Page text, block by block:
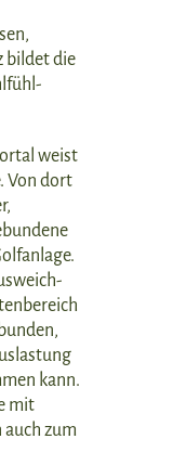
bildet die
weist
Von dort
kann.
mit
zum